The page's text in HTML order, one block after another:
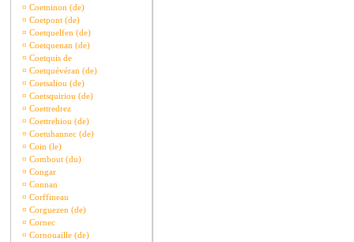
¤ Coetninon (de)
¤ Coetpont (de)
¤ Coetquelfen (de)
¤ Coetquenan (de)
¤ Coetquis de
¤ Coetquévéran (de)
¤ Coetsaliou (de)
¤ Coetsquiriou (de)
¤ Coettredrez
¤ Coettrehiou (de)
¤ Coetuhannec (de)
¤ Coin (le)
¤ Combout (du)
¤ Congar
¤ Connan
¤ Corffineau
¤ Corguezen (de)
¤ Cornec
¤ Cornouaille (de)